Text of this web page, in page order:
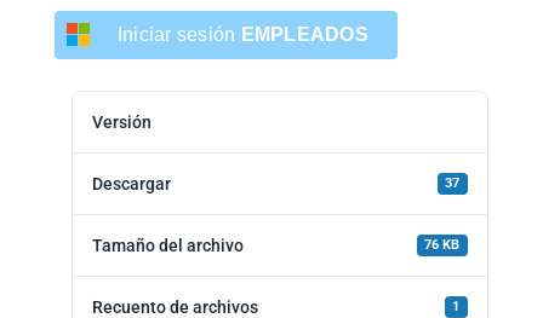
Iniciar sesión EMPLEADOS
Versión
Descargar 37
Tamaño del archivo 76 KB
Recuento de archivos 1